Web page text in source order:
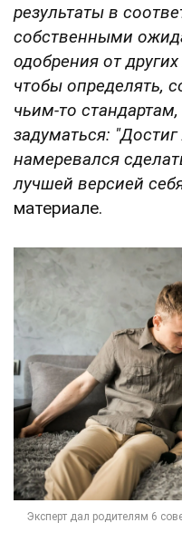
результаты в
собственными
одобрения от
чтобы определять,
чьим-то
задуматься: "Достиг
намеревался
лучшей версией
материале.